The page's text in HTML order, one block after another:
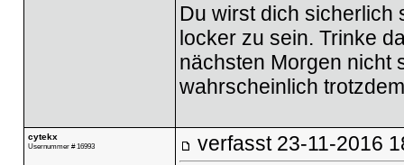
Du wirst dich sicherlich
locker zu sein. Trinke
nächsten Morgen nicht
wahrscheinlich
cytekx
Usernummer # 16993 verfasst 23-11-2016